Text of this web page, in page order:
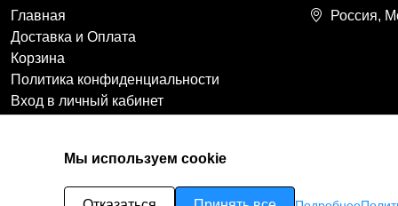
Главная
Доставка и Оплата
Корзина
Политика конфиденциальности
Вход в личный кабинет
Россия,
Мы используем cookie